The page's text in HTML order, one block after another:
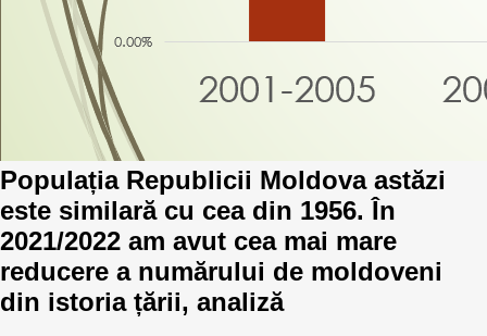
Procedures manual
Notes & positions
Institutional Charter IDIS
Announcements
IDIS International Advisory Board
People Watch
National Business Agenda
Democratic process
15 minutes of economic realism
Hybrid power
EU-STRAT bulletin
Populația Republicii Moldova astăzi
este similară cu cea din 1956. În
2021/2022 am avut cea mai mare
reducere a numărului de moldoveni
din istoria țării, analiză